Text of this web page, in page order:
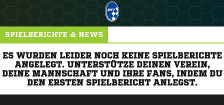
SPIELBERICHTE & NEWS
ES WURDEN LEIDER NOCH KEINE SPIELBERICHTE
ANGELEGT. UNTERSTÜTZE DEINEN VEREIN,
DEINE MANNSCHAFT UND IHRE FANS, INDEM DU
DEN ERSTEN SPIELBERICHT ANLEGST.